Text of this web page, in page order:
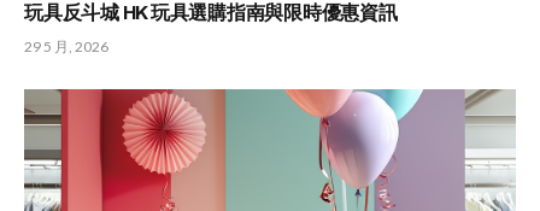
玩具反斗城 HK 玩具選購指南與限時優惠資訊
29 5 月, 2026